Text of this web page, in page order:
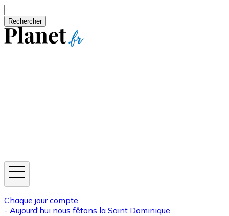
Chaque jour compte
- Aujourd'hui nous fêtons la Saint Dominique